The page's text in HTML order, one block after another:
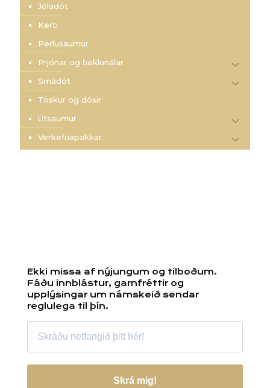
Jóladót
Kerti
Perlusaumur
Prjónar og heklunálar
Smádót
Töskur og dósir
Útsaumur
Verkefnapakkar
Ekki missa af nýjungum og tilboðum.
Fáðu innblástur, garnfréttir og
upplýsingar um námskeið sendar
reglulega til þín.
Skrá mig!